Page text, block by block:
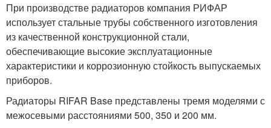
При производстве радиаторов компания РИФАР
использует стальные трубы собственного изготовления
из качественной конструкционной стали,
обеспечивающие высокие эксплуатационные
характеристики и коррозионную стойкость выпускаемых
приборов.
Радиаторы RIFAR Base представлены тремя моделями с
межосевыми расстояниями 500, 350 и 200 мм.